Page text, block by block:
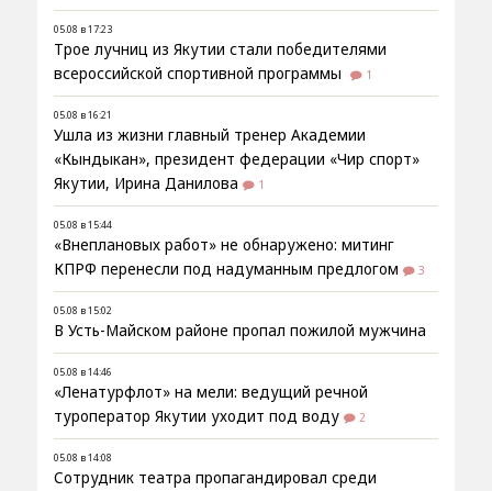
05.08 в 17:23
Трое лучниц из Якутии стали победителями
всероссийской спортивной программы
1
05.08 в 16:21
Ушла из жизни главный тренер Академии
«Кындыкан», президент федерации «Чир спорт»
Якутии, Ирина Данилова
1
05.08 в 15:44
«Внеплановых работ» не обнаружено: митинг
КПРФ перенесли под надуманным предлогом
3
05.08 в 15:02
В Усть-Майском районе пропал пожилой мужчина
05.08 в 14:46
«Ленатурфлот» на мели: ведущий речной
туроператор Якутии уходит под воду
2
05.08 в 14:08
Сотрудник театра пропагандировал среди